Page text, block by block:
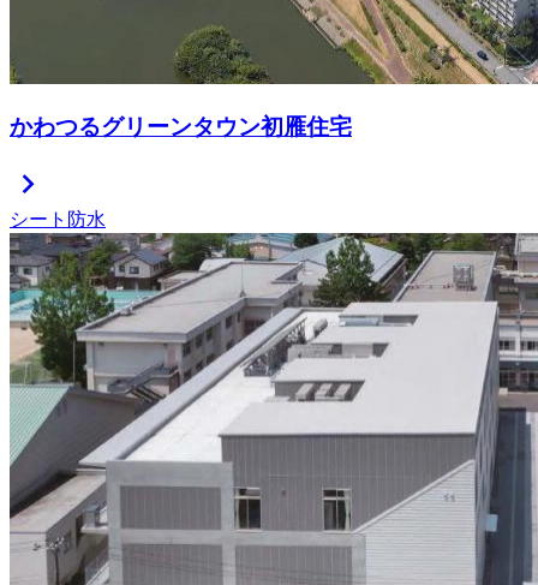
かわつるグリーンタウン初雁住宅
chevron_right
シート防水